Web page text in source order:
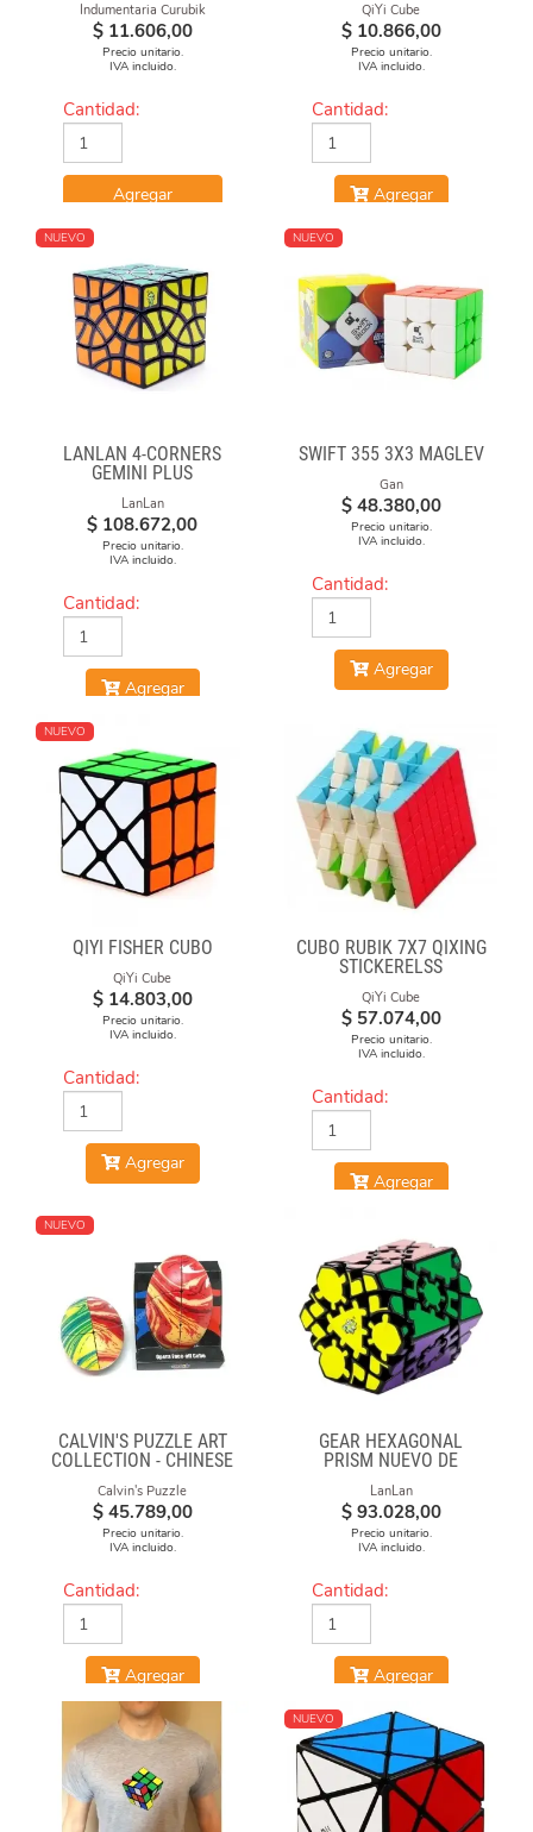
Indumentaria Curubik
$ 11.606,00
Precio unitario.
IVA incluido.
Cantidad:
Agregar
QiYi Cube
$ 10.866,00
Precio unitario.
IVA incluido.
Cantidad:
Agregar
NUEVO
LANLAN 4-CORNERS
GEMINI PLUS
LanLan
$ 108.672,00
Precio unitario.
IVA incluido.
Cantidad:
Agregar
NUEVO
SWIFT 355 3X3 MAGLEV
Gan
$ 48.380,00
Precio unitario.
IVA incluido.
Cantidad:
Agregar
NUEVO
QIYI FISHER CUBO
QiYi Cube
$ 14.803,00
Precio unitario.
IVA incluido.
Cantidad:
Agregar
CUBO RUBIK 7X7 QIXING
STICKERELSS
QiYi Cube
$ 57.074,00
Precio unitario.
IVA incluido.
Cantidad:
Agregar
NUEVO
CALVIN'S PUZZLE ART
COLLECTION - CHINESE
OPERA FACE-OFF CUBE
(MOLTEN LAVA)
Calvin's Puzzle
$ 45.789,00
Precio unitario.
IVA incluido.
Cantidad:
Agregar
GEAR HEXAGONAL
PRISM NUEVO DE
LANLAN
LanLan
$ 93.028,00
Precio unitario.
IVA incluido.
Cantidad:
Agregar
NUEVO